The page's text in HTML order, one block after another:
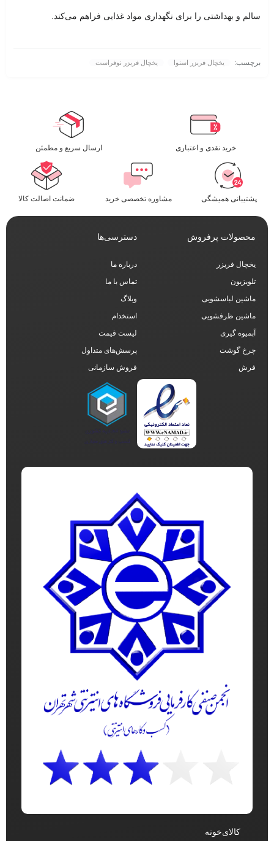
سالم و بهداشتی را برای نگهداری مواد غذایی فراهم می‌کند.
برچسب: یخچال فریزر اسنوا یخچال فریزر نوفراست
خرید نقدی و اعتباری ارسال سریع و مطمئن​
پشتیبانی همیشگی مشاوره تخصصی خرید ضمانت اصالت کالا
محصولات پرفروش
یخچال فریزر
تلویزیون
ماشین لباسشویی
ماشین ظرفشویی
آبمیوه گیری
چرخ گوشت
فرش
دسترسی‌ها
درباره ما
تماس با ما
وبلاگ
استخدام
لیست قیمت
پرسش‌های متداول
فروش سازمانی
کالای‌خونه